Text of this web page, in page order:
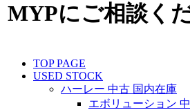
MYPにご相談くだ
TOP PAGE
USED STOCK
ハーレー 中古 国内在庫
エボリューション